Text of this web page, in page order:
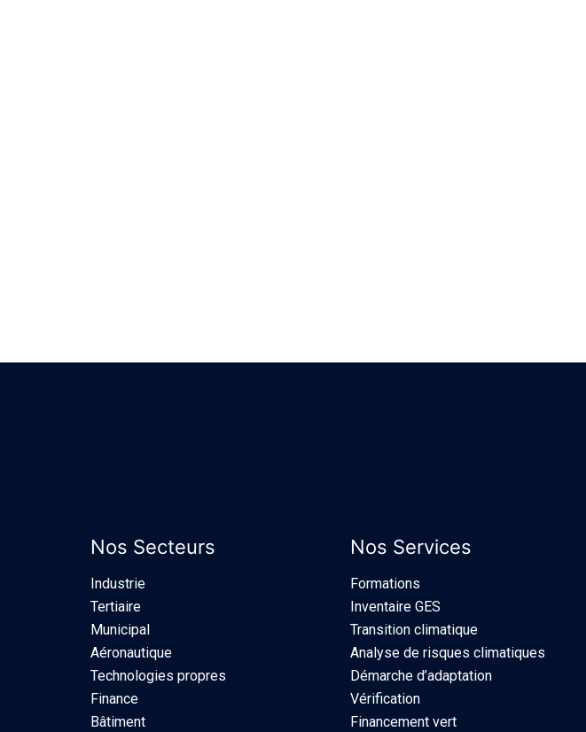
Nos Secteurs
Industrie​
Tertiaire
Municipal
Aéronautique
Technologies propres
Finance
Bâtiment
Nos Services
Formations
Inventaire GES
Transition climatique
Analyse de risques climatiques
Démarche d’adaptation
Vérification
Financement vert